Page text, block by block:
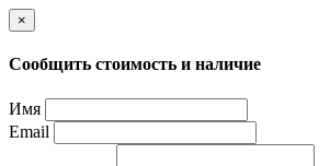
×
Сообщить стоимость и наличие
Имя
Email